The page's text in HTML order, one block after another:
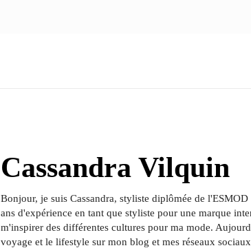
Cassandra Vilquin
Bonjour, je suis Cassandra, styliste diplômée de
ans d'expérience en tant que styliste pour une marque
m'inspirer des différentes cultures pour ma mode.
voyage et le lifestyle sur mon blog et mes réseaux